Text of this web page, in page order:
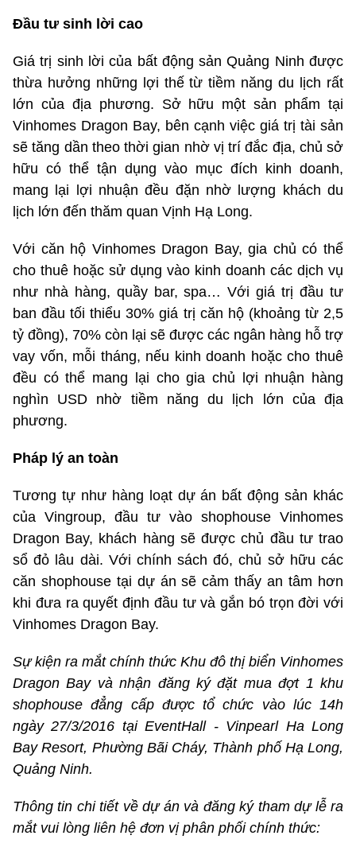
Đầu tư sinh lời cao
Giá trị sinh lời của bất động sản Quảng Ninh được
thừa hưởng những lợi thế từ tiềm năng du lịch rất
lớn của địa phương. Sở hữu một sản phẩm tại
Vinhomes Dragon Bay, bên cạnh việc giá trị tài sản
sẽ tăng dần theo thời gian nhờ vị trí đắc địa, chủ sở
hữu có thể tận dụng vào mục đích kinh doanh,
mang lại lợi nhuận đều đặn nhờ lượng khách du
lịch lớn đến thăm quan Vịnh Hạ Long.
Với căn hộ Vinhomes Dragon Bay, gia chủ có thể
cho thuê hoặc sử dụng vào kinh doanh các dịch vụ
như nhà hàng, quầy bar, spa… Với giá trị đầu tư
ban đầu tối thiểu 30% giá trị căn hộ (khoảng từ 2,5
tỷ đồng), 70% còn lại sẽ được các ngân hàng hỗ trợ
vay vốn, mỗi tháng, nếu kinh doanh hoặc cho thuê
đều có thể mang lại cho gia chủ lợi nhuận hàng
nghìn USD nhờ tiềm năng du lịch lớn của địa
phương.
Pháp lý an toàn
Tương tự như hàng loạt dự án bất động sản khác
của Vingroup, đầu tư vào shophouse Vinhomes
Dragon Bay, khách hàng sẽ được chủ đầu tư trao
sổ đỏ lâu dài. Với chính sách đó, chủ sở hữu các
căn shophouse tại dự án sẽ cảm thấy an tâm hơn
khi đưa ra quyết định đầu tư và gắn bó trọn đời với
Vinhomes Dragon Bay.
Sự kiện ra mắt chính thức Khu đô thị biển Vinhomes
Dragon Bay và nhận đăng ký đặt mua đợt 1 khu
shophouse đẳng cấp được tổ chức vào lúc 14h
ngày 27/3/2016 tại EventHall - Vinpearl Ha Long
Bay Resort, Phường Bãi Cháy, Thành phố Hạ Long,
Quảng Ninh.
Thông tin chi tiết về dự án và đăng ký tham dự lễ ra
mắt vui lòng liên hệ đơn vị phân phối chính thức: